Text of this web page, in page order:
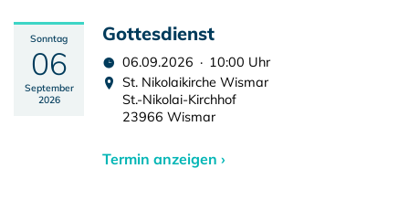
Sonntag
06
September
2026
Gottesdienst
06.09.2026 · 10:00 Uhr
St. Nikolaikirche Wismar
St.-Nikolai-Kirchhof
23966 Wismar
Termin anzeigen ›